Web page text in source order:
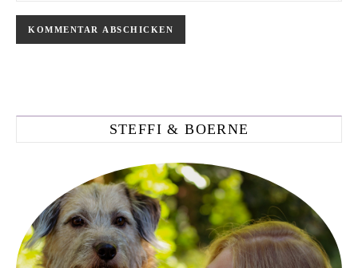
STEFFI & BOERNE